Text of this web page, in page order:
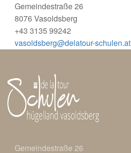
Gemeindestraße 26
8076 Vasoldsberg
+43 3135 99242
vasoldsberg@delatour-schulen.at
Gemeindestraße 26